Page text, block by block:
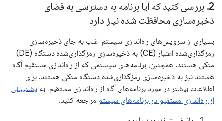
2
. بررسی کنید که آیا برنامه به دسترسی به فضای
ذخیره‌سازی محافظت شده نیاز دارد
بسیاری از سرویس‌های راه‌اندازی سیستم اغلب به جای ذخیره‌سازی
رمزگذاری‌شده اعتبار (CE) به ذخیره‌سازی رمزگذاری‌شده دستگاه (DE)
متکی هستند. همچنین، برنامه‌های سیستمی که از راه‌اندازی مستقیم آگاه
هستند نیز به ذخیره‌سازی رمزگذاری‌شده دستگاه متکی هستند. برای
اطلاعات بیشتر در مورد برنامه‌های آگاه از راه‌اندازی مستقیم، به پشتیبانی
از راه‌اندازی مستقیم در برنامه‌های سیستم مراجعه کنید.